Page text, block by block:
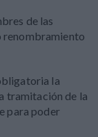
de las
renombramiento
la
tramitación de la
para poder